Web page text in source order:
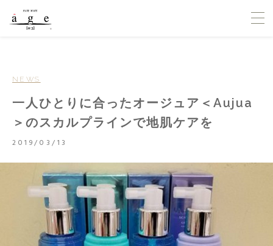
NEWS
一人ひとりに合ったオージュア＜Aujua
＞のスカルプラインで地肌ケアを
2019/03/13